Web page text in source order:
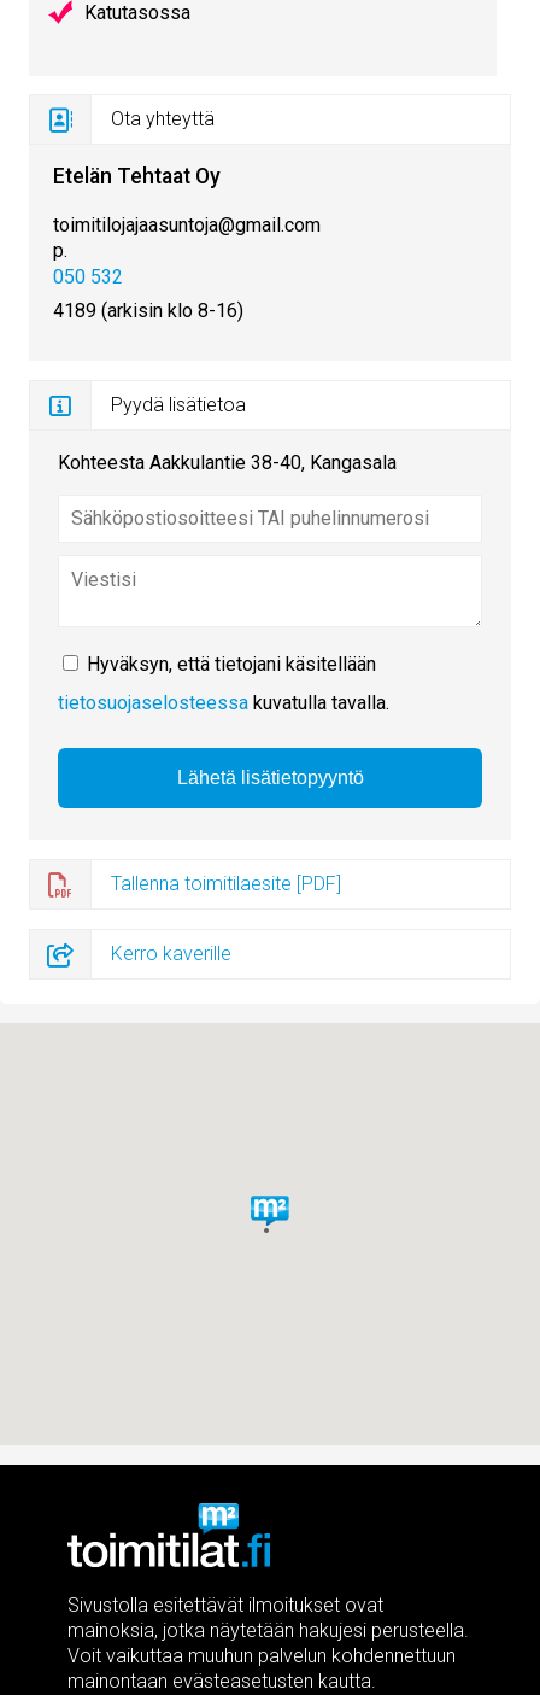
Katutasossa
Ota yhteyttä
Etelän Tehtaat Oy
toimitilojajaasuntoja@gmail.com
p.
050 532
4189 (arkisin klo 8-16)
Pyydä lisätietoa
Kohteesta Aakkulantie 38-40, Kangasala
Hyväksyn, että tietojani käsitellään
tietosuojaselosteessa kuvatulla tavalla.
Tallenna toimitilaesite [PDF]
Kerro kaverille
Sivustolla esitettävät ilmoitukset ovat
mainoksia, jotka näytetään hakujesi perusteella.
Voit vaikuttaa muuhun palvelun kohdennettuun
mainontaan evästeasetusten kautta.